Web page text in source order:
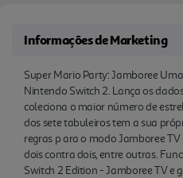
Informações de Marketing
Super Mario Party: Jamboree
Nintendo Switch 2. Lança os
coleciona o maior número de
dos sete tabuleiros tem a sua
regras p ara o modo Jamboree
dois contra dois, entre outras.
Switch 2 Edition - Jamboree TV e